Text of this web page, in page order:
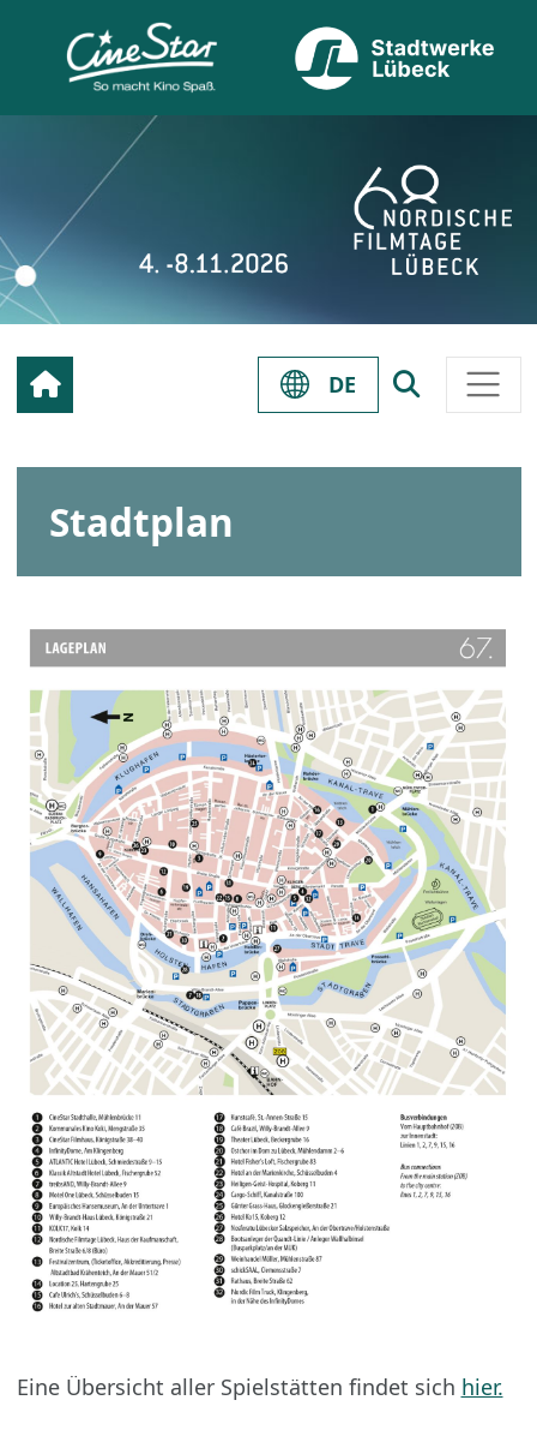
DE
Stadtplan
Eine Übersicht aller Spielstätten findet sich hier.